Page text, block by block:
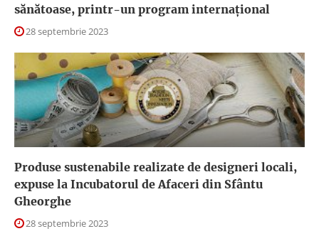
sănătoase, printr-un program internațional
28 septembrie 2023
Produse sustenabile realizate de designeri locali,
expuse la Incubatorul de Afaceri din Sfântu
Gheorghe
28 septembrie 2023